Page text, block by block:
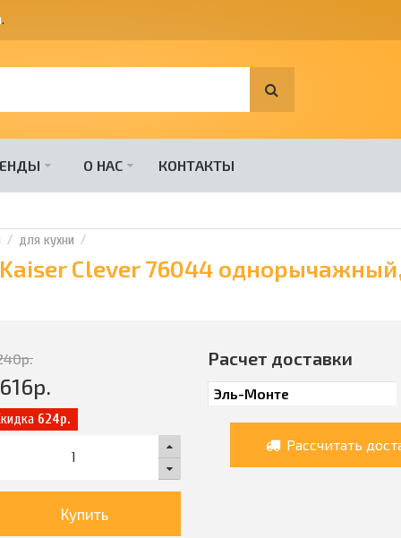
.
О НАС КОНТАКТЫ
для кухни
Clever 76044
р.
р.
624р.
Купить
Расчет доставки
Рассчитать